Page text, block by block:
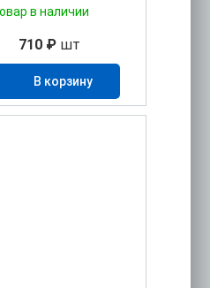
в наличии
710 ₽ шт
В корзину